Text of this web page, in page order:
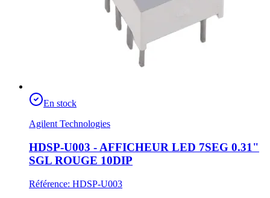
En stock
Agilent Technologies
HDSP-U003 - AFFICHEUR LED 7SEG 0.31"
SGL ROUGE 10DIP
Référence: HDSP-U003